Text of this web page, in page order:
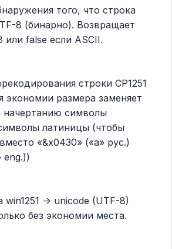
того, что строка
8 (бинарно). Возвращает
или false если ASCII.
строки CP1251
экономии размера заменяет
начертанию символы
латиницы (чтобы
«&x0430» («а» рус.)
eng.))
-> unicode (UTF-8)
без экономии места.